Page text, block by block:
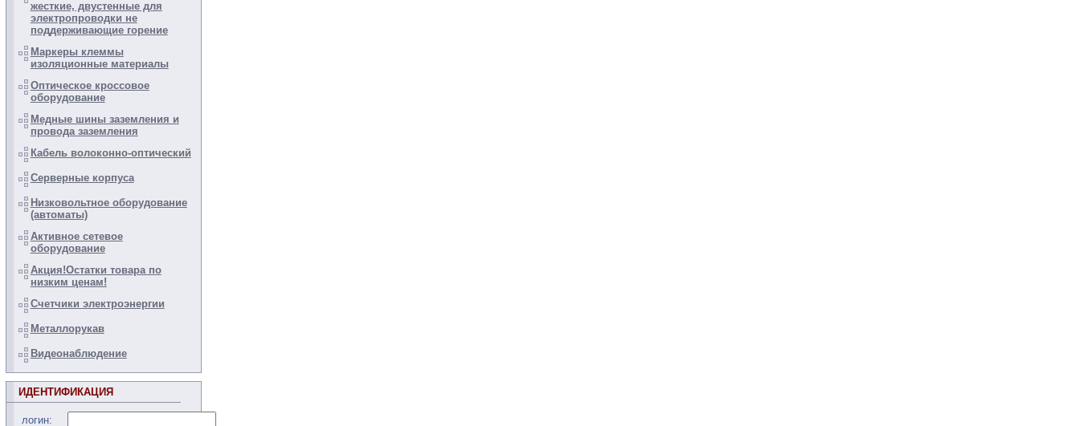
жесткие, двустенные для
электропроводки не
поддерживающие горение
Маркеры клеммы
изоляционные материалы
Оптическое кроссовое
оборудование
Медные шины заземления и
провода заземления
Кабель волоконно-оптический
Серверные корпуса
Низковольтное оборудование
(автоматы)
Активное сетевое
оборудование
Акция!Остатки товара по
низким ценам!
Счетчики электроэнергии
Металлорукав
Видеонаблюдение
ИДЕНТИФИКАЦИЯ
логин: